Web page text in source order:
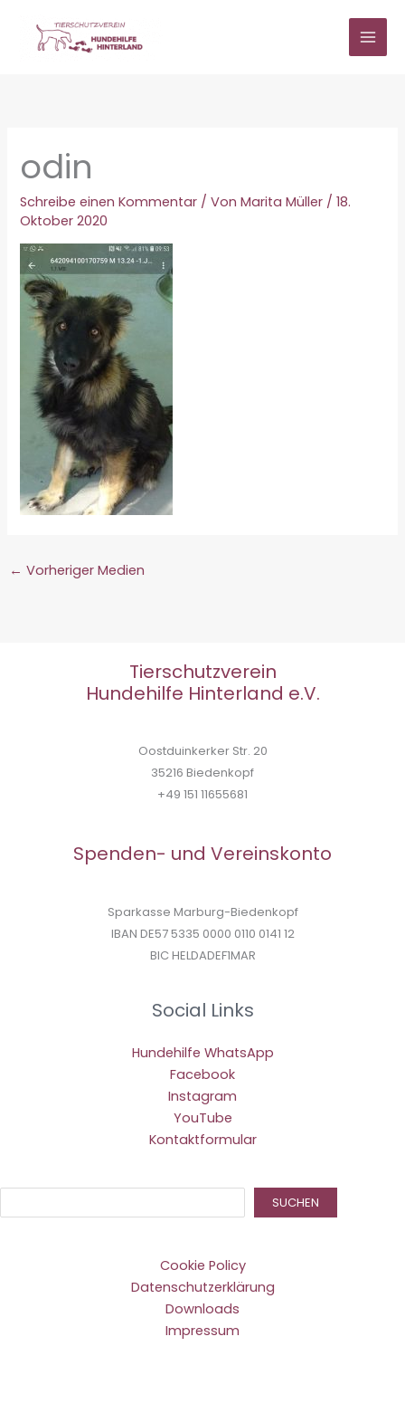
springen
odin
Schreibe einen Kommentar / VonMarita Müller /18.
Oktober 2020
← Vorheriger Medien
Tierschutzverein
Hundehilfe Hinterland e.V.
Oostduinkerker Str. 20
35216 Biedenkopf
+49 151 11655681
Spenden- und Vereinskonto
Sparkasse Marburg-Biedenkopf
IBAN DE57 5335 0000 0110 0141 12
BIC HELDADEF1MAR
Social Links
Hundehilfe WhatsApp
Facebook
Instagram
YouTube
Kontaktformular
SUCHEN
Cookie Policy
Datenschutzerklärung
Downloads
Impressum